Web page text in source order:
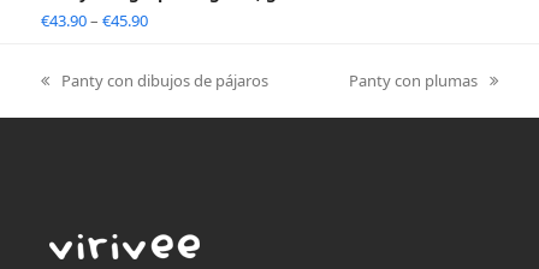
€43.90– €45.90
previous
post:
Panty con dibujos de pájaros
next
post:
Panty con plumas